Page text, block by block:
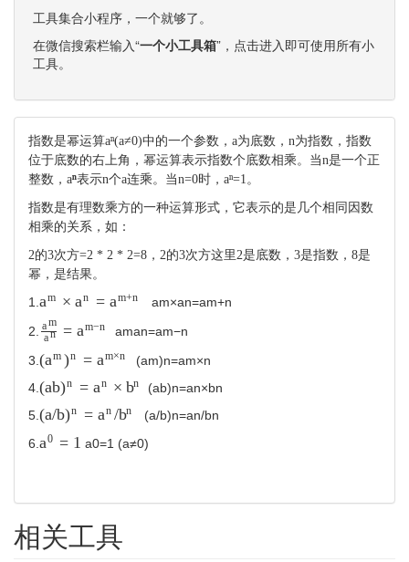
工具集合小程序，一个就够了。
在微信搜索栏输入“一个小工具箱”，点击进入即可使用所有小
工具。
指数是幂运算aⁿ(a≠0)中的一个参数，a为底数，n为指数，指数
位于底数的右上角，幂运算表示指数个底数相乘。当n是一个正
整数，aⁿ表示n个a连乘。当n=0时，aⁿ=1。
指数是有理数乘方的一种运算形式，它表示的是几个相同因数
相乘的关系，如：
2的3次方=2 * 2 * 2=8，2的3次方这里2是底数，3是指数，8是
幂，是结果。
1. am × an = am+n am×an=am+n
2. am
an = am−n aman=am−n
3. (am )n = am×n (am)n=am×n
4. (ab)n = an × bn (ab)n=an×bn
5. (a/b)n = an /bn (a/b)n=an/bn
6. a0 = 1 a0=1 (a≠0)
相关工具